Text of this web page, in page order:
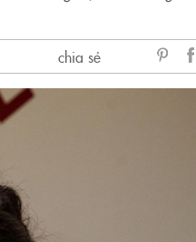
chia sẻ